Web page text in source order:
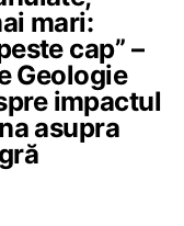
mari:
cap” –
Geologie
impactul
asupra